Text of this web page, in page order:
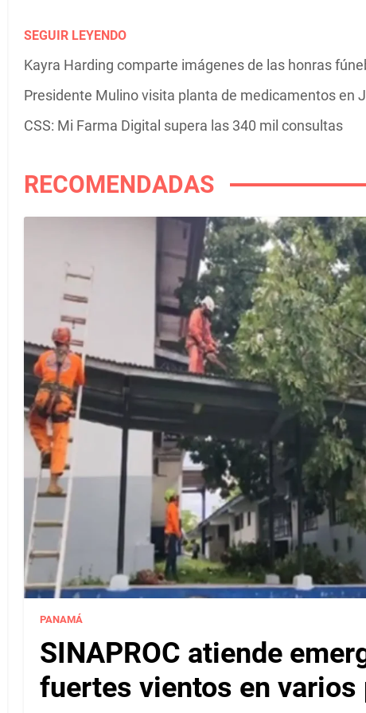
SEGUIR LEYENDO
Kayra Harding comparte imágenes de las honras
Presidente Mulino visita planta de medicamentos en
CSS: Mi Farma Digital supera las 340 mil consultas
RECOMENDADAS
PANAMÁ
SINAPROC atiende
fuertes vientos en varios